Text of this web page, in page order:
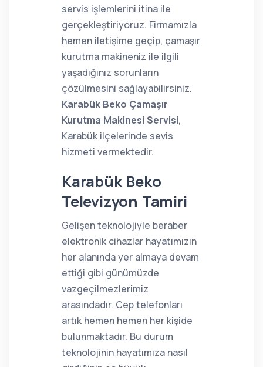
servis işlemlerini itina ile
gerçekleştiriyoruz. Firmamızla
hemen iletişime geçip, çamaşır
kurutma makineniz ile ilgili
yaşadığınız sorunların
çözülmesini sağlayabilirsiniz.
Karabük Beko Çamaşır
Kurutma Makinesi Servisi,
Karabük ilçelerinde sevis
hizmeti vermektedir.
Karabük Beko
Televizyon Tamiri
Gelişen teknolojiyle beraber
elektronik cihazlar hayatımızın
her alanında yer almaya devam
ettiği gibi günümüzde
vazgeçilmezlerimiz
arasındadır. Cep telefonları
artık hemen hemen her kişide
bulunmaktadır. Bu durum
teknolojinin hayatımıza nasıl